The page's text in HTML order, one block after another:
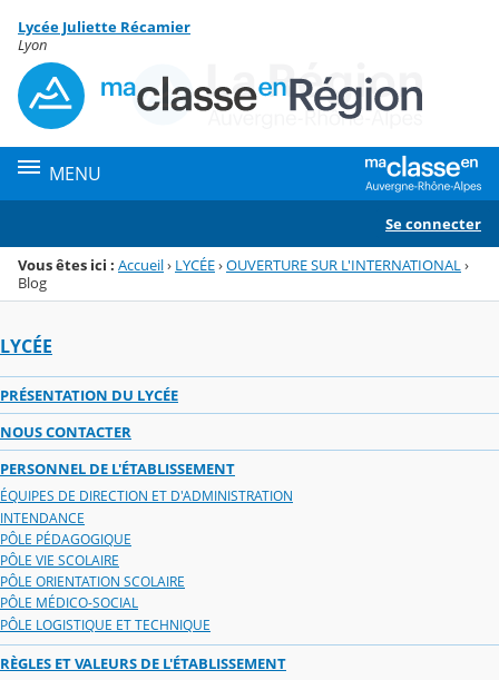
Menu de la rubrique
Contenu
Lycée Juliette Récamier
Lyon
MENU
Se connecter
Vous êtes ici : Accueil› LYCÉE›OUVERTURE SUR L'INTERNATIONAL ›
Blog
LYCÉE
PRÉSENTATION DU LYCÉE
NOUS CONTACTER
PERSONNEL DE L'ÉTABLISSEMENT
ÉQUIPES DE DIRECTION ET D'ADMINISTRATION
INTENDANCE
PÔLE PÉDAGOGIQUE
PÔLE VIE SCOLAIRE
PÔLE ORIENTATION SCOLAIRE
PÔLE MÉDICO-SOCIAL
PÔLE LOGISTIQUE ET TECHNIQUE
RÈGLES ET VALEURS DE L'ÉTABLISSEMENT